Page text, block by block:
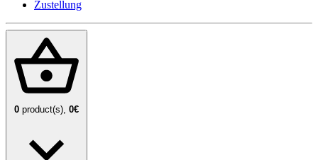
Zustellung
0 product(s), 0€